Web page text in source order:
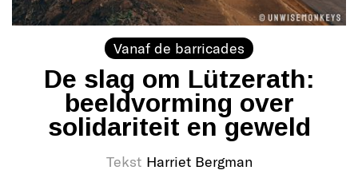
Vanaf de barricades
De slag om Lützerath:
beeldvorming over
solidariteit en geweld
Tekst Harriet Bergman